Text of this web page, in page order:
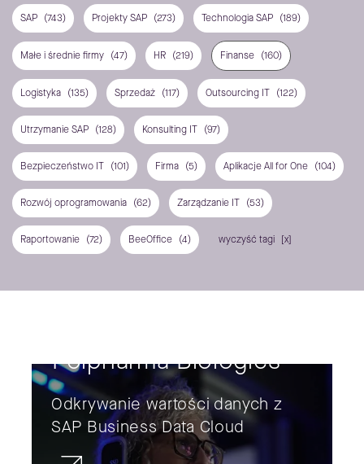
SAP (743) Projekty SAP (273) Technologia SAP (189)
Małe i średnie firmy (47) HR (219) Finanse (160)
Logistyka (135) Sprzedaż (117) Outsourcing IT (122)
Utrzymanie SAP (128) Konsulting IT (97)
Bezpieczeństwo IT (101) Firma (5) Aplikacje All for One (104)
Rozwój oprogramowania (62) Zarządzanie IT (53)
Raportowanie (72) BeeOffice (4) wyczyść tagi
Polpharma Biologics
Odkrywanie wartości danych z
SAP Business Data Cloud